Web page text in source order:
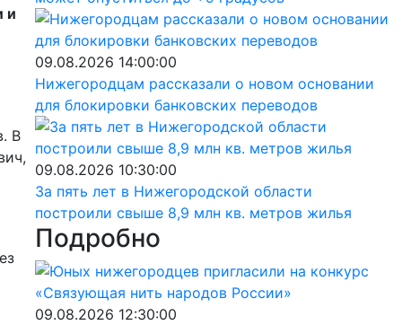
и
В
09.08.2026 14:00:00
Нижегородцам рассказали о новом основании
для блокировки банковских переводов
09.08.2026 10:30:00
За пять лет в Нижегородской области
построили свыше 8,9 млн кв. метров жилья
Подробно
09.08.2026 12:30:00